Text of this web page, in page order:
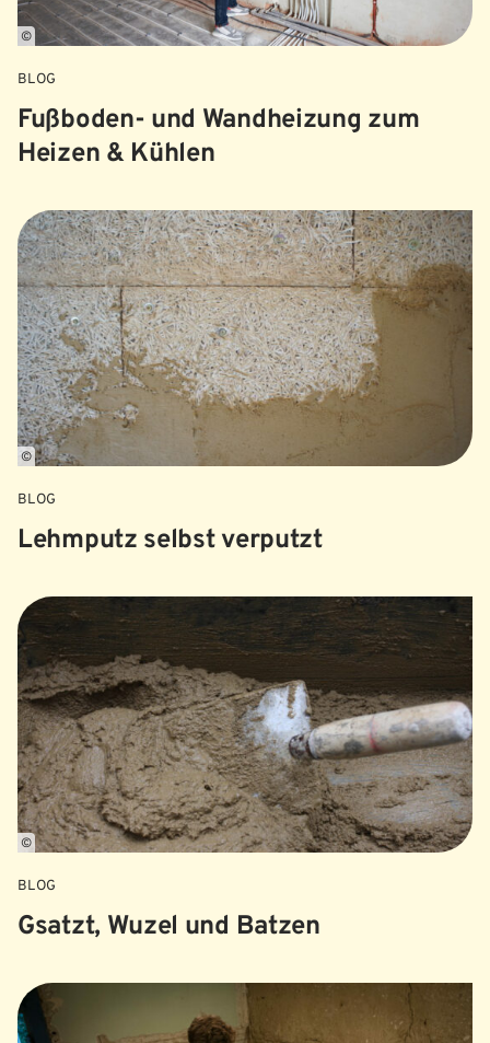
©
BLOG
Fußboden- und Wandheizung zum
Heizen & Kühlen
©
BLOG
Lehmputz selbst verputzt
©
BLOG
Gsatzt, Wuzel und Batzen